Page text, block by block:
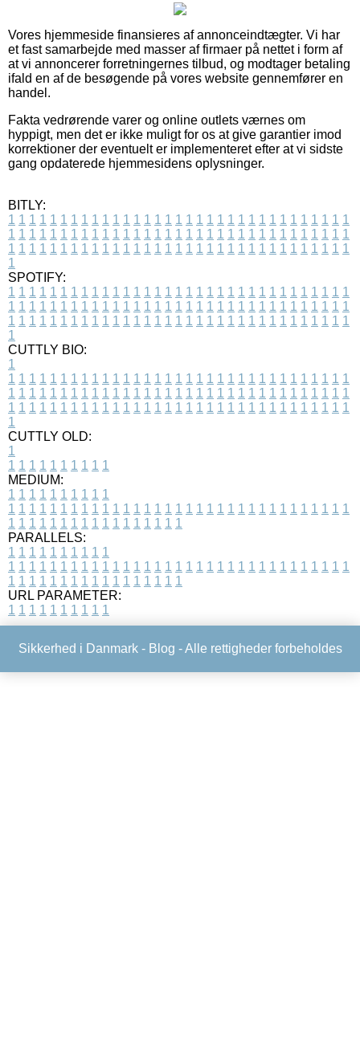
Vores hjemmeside finansieres af annonceindtægter. Vi har
et fast samarbejde med masser af firmaer på nettet i form af
at vi annoncerer forretningernes tilbud, og modtager betaling
ifald en af de besøgende på vores website gennemfører en
handel.
Fakta vedrørende varer og online outlets værnes om
hyppigt, men det er ikke muligt for os at give garantier imod
korrektioner der eventuelt er implementeret efter at vi sidste
gang opdaterede hjemmesidens oplysninger.
BITLY:
1 1 1 1 1 1 1 1 1 1 1 1 1 1 1 1 1 1 1 1 1 1 1 1 1 1 1 1 1 1 1 1 1
1 1 1 1 1 1 1 1 1 1 1 1 1 1 1 1 1 1 1 1 1 1 1 1 1 1 1 1 1 1 1 1 1
1 1 1 1 1 1 1 1 1 1 1 1 1 1 1 1 1 1 1 1 1 1 1 1 1 1 1 1 1 1 1 1 1
1
SPOTIFY:
1 1 1 1 1 1 1 1 1 1 1 1 1 1 1 1 1 1 1 1 1 1 1 1 1 1 1 1 1 1 1 1 1
1 1 1 1 1 1 1 1 1 1 1 1 1 1 1 1 1 1 1 1 1 1 1 1 1 1 1 1 1 1 1 1 1
1 1 1 1 1 1 1 1 1 1 1 1 1 1 1 1 1 1 1 1 1 1 1 1 1 1 1 1 1 1 1 1 1
1
CUTTLY BIO:
1
1 1 1 1 1 1 1 1 1 1 1 1 1 1 1 1 1 1 1 1 1 1 1 1 1 1 1 1 1 1 1 1 1
1 1 1 1 1 1 1 1 1 1 1 1 1 1 1 1 1 1 1 1 1 1 1 1 1 1 1 1 1 1 1 1 1
1 1 1 1 1 1 1 1 1 1 1 1 1 1 1 1 1 1 1 1 1 1 1 1 1 1 1 1 1 1 1 1 1
1
CUTTLY OLD:
1
1 1 1 1 1 1 1 1 1 1
MEDIUM:
1 1 1 1 1 1 1 1 1 1
1 1 1 1 1 1 1 1 1 1 1 1 1 1 1 1 1 1 1 1 1 1 1 1 1 1 1 1 1 1 1 1 1
1 1 1 1 1 1 1 1 1 1 1 1 1 1 1 1 1
PARALLELS:
1 1 1 1 1 1 1 1 1 1
1 1 1 1 1 1 1 1 1 1 1 1 1 1 1 1 1 1 1 1 1 1 1 1 1 1 1 1 1 1 1 1 1
1 1 1 1 1 1 1 1 1 1 1 1 1 1 1 1 1
URL PARAMETER:
1 1 1 1 1 1 1 1 1 1
Sikkerhed i Danmark - Blog - Alle rettigheder forbeholdes